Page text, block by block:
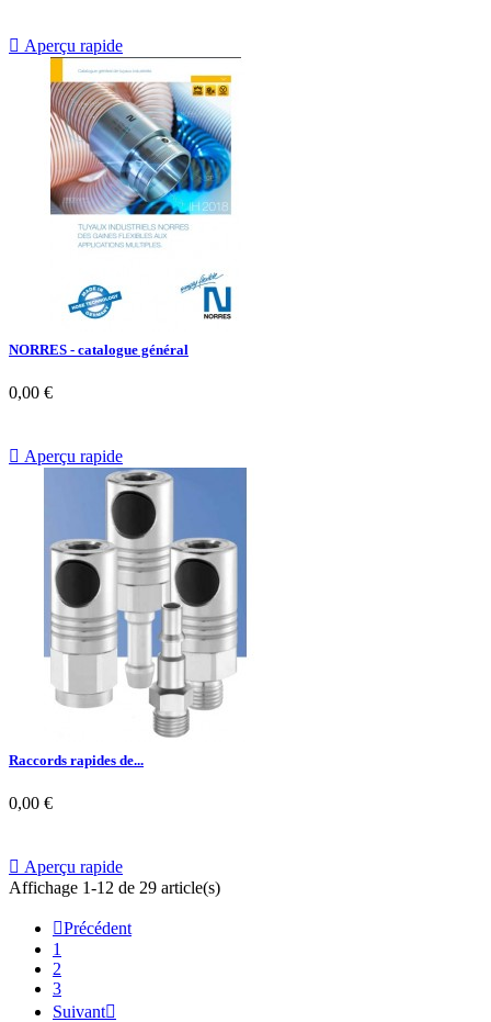
 Aperçu rapide
NORRES - catalogue général
0,00 €
 Aperçu rapide
Raccords rapides de...
0,00 €
 Aperçu rapide
Affichage 1-12 de 29 article(s)
Précédent
1
2
3
Suivant